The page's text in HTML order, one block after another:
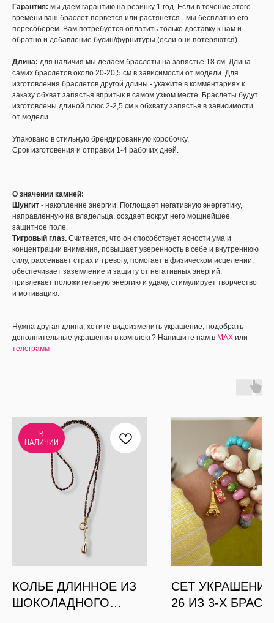
Гарантия: мы даем гарантию на резинку 1 год. Если в течение этого
времени ваш браслет порвется или растянется - мы бесплатно его
пересоберем. Вам потребуется оплатить только доставку к нам и
обратно и добавление бусин/фурнитуры (если они потеряются).
Длина: для наличия мы делаем браслеты на запястье 18 см. Длина
самих браслетов около 20-20,5 см в зависимости от модели. Для
изготовления браслетов другой длины - укажите в комментариях к
заказу обхват запястья впритык в самом узком месте. Браслеты будут
изготовлены длиной плюс 2-2,5 см к обхвату запястья в зависимости
от модели.
Упаковано в стильную брендированную коробочку.
Срок изготовения и отправки 1-4 рабочих дней.
О значении камней:
Шунгит - накопление энергии. Поглощает негативную энергетику,
направленную на владельца, создает вокруг него мощнейшее
защитное поле.
Тигровый глаз. Считается, что он способствует ясности ума и
концентрации внимания, повышает уверенность в себе и внутреннюю
силу, рассеивает страх и тревогу, помогает в физическом исцелении,
обеспечивает заземление и защиту от негативных энергий,
привлекает положительную энергию и удачу, стимулирует творчество
и мотивацию.
Нужна другая длина, хотите видоизменить украшение, подобрать
дополнительные украшения в комплект? Напишите нам в MAX или
телеграмм
В
НАЛИЧИИ
КОЛЬЕ ДЛИННОЕ ИЗ
ШОКОЛАДНОГО
СЕТ
26 ИЗ 3-Х